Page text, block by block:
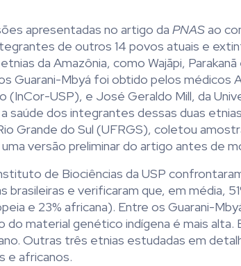
apresentadas no artigo da PNASao
de outros 14 povos atuais e
da Amazônia, como Wajãpi,
Guarani-Mbyá foi obtido pelos médicos
(InCor-USP), e José Geraldo Mill, da
saúde dos integrantes dessas duas
Grande do Sul (UFRGS), coletou
versão preliminar do artigo antes de
de Biociências da USP
e verificaram que, em média,
e 23% africana). Entre os Guarani-
do material genético indígena é mais
Outras três etnias estudadas em
e africanos.